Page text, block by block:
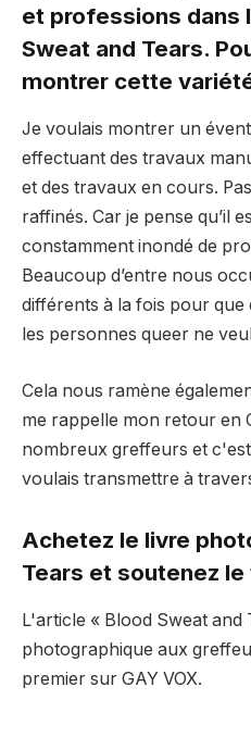
et professions dans
Sweat and Tears.
montrer cette
Je voulais montrer un
effectuant des travaux
et des travaux en cours.
raffinés. Car je pense qu’il
constamment inondé de
Beaucoup d’entre nous
différents à la fois pour
les personnes queer ne
Cela nous ramène
me rappelle mon retour en
nombreux greffeurs et
voulais transmettre à
Achetez le livre
Tears et soutenez
L'article « Blood Sweat and
photographique aux
premier sur GAY VOX.